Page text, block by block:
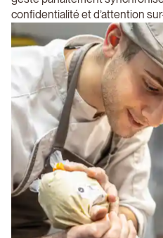
confidentialité et d’attention